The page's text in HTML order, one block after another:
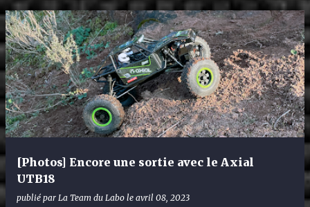
[Photos] Encore une sortie avec le Axial
UTB18
publié par La Team du Labo le avril 08, 2023